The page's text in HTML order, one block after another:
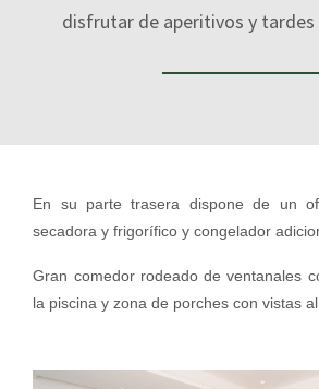
disfrutar de aperitivos y tardes
En su parte trasera dispone de un
secadora y frigorífico y congelador
Gran comedor rodeado de ventanales
la piscina y zona de porches con vistas